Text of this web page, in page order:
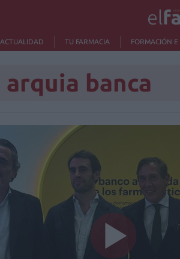
ACTUALIDAD TU FARMACIA FORMACIÓN
arquia banca